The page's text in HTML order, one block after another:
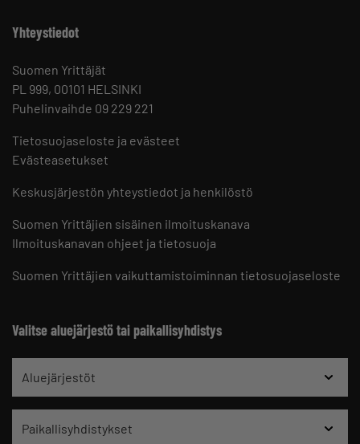
Yhteystiedot
Suomen Yrittäjät
PL 999, 00101 HELSINKI
Puhelinvaihde 09 229 221
Tietosuojaseloste ja evästeet
Evästeasetukset
Keskusjärjestön yhteystiedot ja henkilöstö
Suomen Yrittäjien sisäinen ilmoituskanava
Ilmoituskanavan ohjeet ja tietosuoja
Suomen Yrittäjien vaikuttamistoiminnan tietosuojaseloste
Valitse aluejärjestö tai paikallisyhdistys
Aluejärjestöt
Paikallisyhdistykset